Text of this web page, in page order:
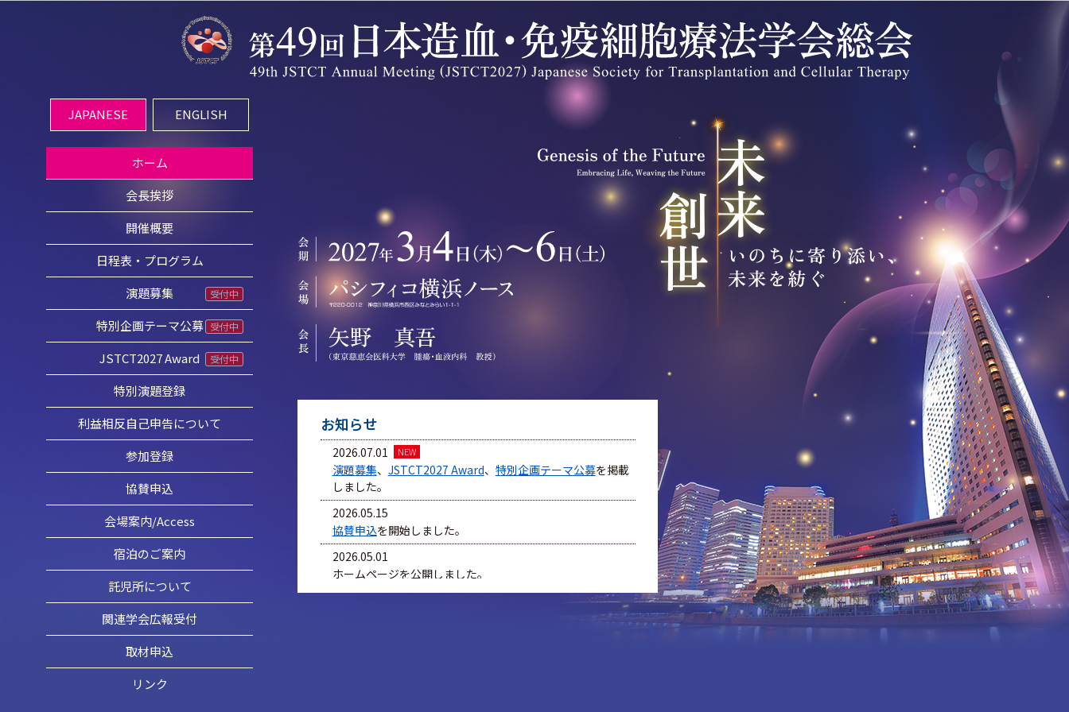
JAPANESE ENGLISH
ホーム
会長挨拶
開催概要
日程表・プログラム
演題募集
受付中
特別企画テーマ公募 受付中
JSTCT2027 Award 受付中
特別演題登録
利益相反自己申告について
参加登録
協賛申込
会場案内/Access
宿泊のご案内
託児所について
関連学会広報受付
取材申込
リンク
お知らせ
2026.07.01
演題募集、 JSTCT2027 Award、 特別企画テーマ公募を掲載
しました。
2026.05.15
協賛申込を開始しました。
2026.05.01
ホームページを公開しました。